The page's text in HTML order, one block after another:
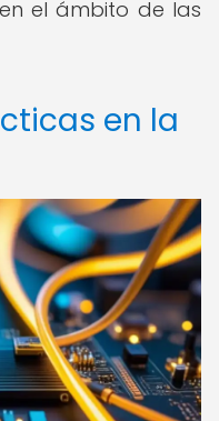
el ámbito de las
en la